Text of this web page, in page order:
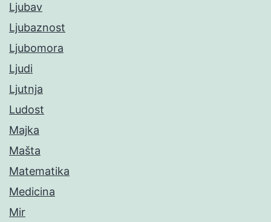
Ljubav
Ljubaznost
Ljubomora
Ljudi
Ljutnja
Ludost
Majka
Mašta
Matematika
Medicina
Mir